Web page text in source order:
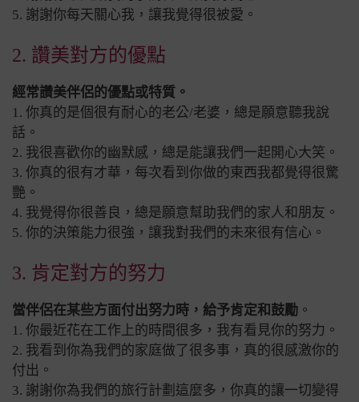
5. 謝謝你每天關心我，讓我覺得很被愛。
2. 讚美對方的優點
經常讚美伴侶的優點或特質。
1. 你真的是個很有耐心的老公/老婆，總是願意聽我說
話。
2. 我很喜歡你的幽默感，總是能讓我們一起開心大笑。
3. 你真的很有才華，每次看到你做的東西我都覺得很驚
艷。
4. 我覺得你很善良，總是願意幫助我們的家人和朋友。
5. 你的決策能力很強，讓我對我們的未來很有信心。
3. 肯定對方的努力
當伴侶在某些方面付出努力時，給予肯定和鼓勵 。
1. 你最近花在工作上的時間很多，我有看見你的努力。
2. 我看到你為我們的家庭做了很多事，真的很感激你的
付出。
3. 謝謝你為我們的旅行計劃這麼多，你真的讓一切變得